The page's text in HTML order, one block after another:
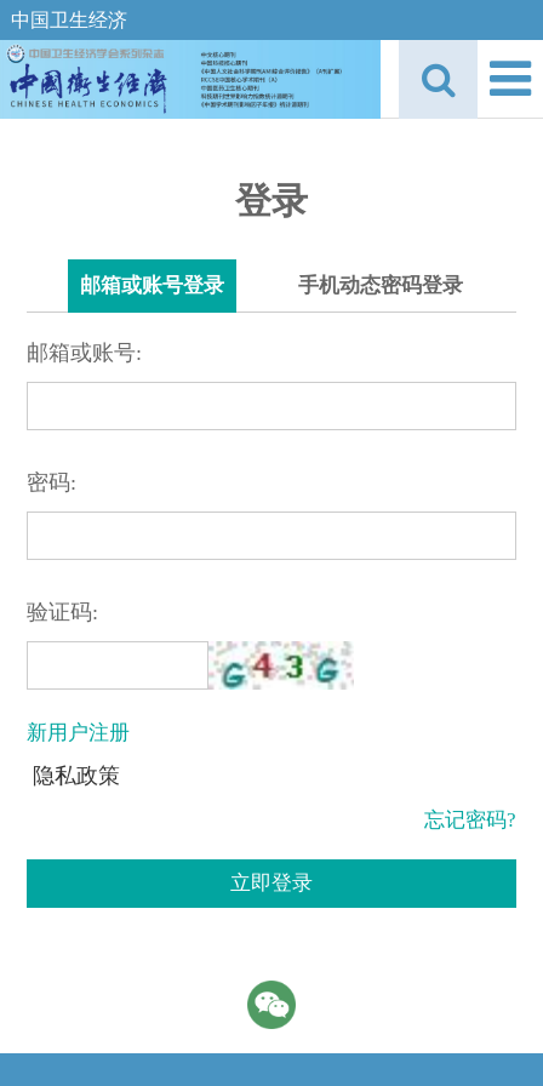
中国卫生经济
登录
邮箱或账号登录 手机动态密码登录
邮箱或账号:
密码:
验证码:
新用户注册
隐私政策
忘记密码?
立即登录